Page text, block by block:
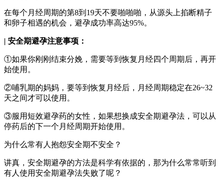
在每个月经周期的第8到19天不要啪啪啪，从源头上掐断精子
和卵子相遇的机会，避孕成功率高达95%。
| 安全期避孕注意事项：
①如果你刚刚结束分娩，需要等到恢复月经四个周期后，再开
始使用。
②哺乳期的妈妈，要等到恢复月经后，月经周期稳定在26~32
天之间才可以使用。
③服用短效避孕药的女性，如果想换成安全期避孕法，可以从
停药后的下一个月经周期开始使用。
为什么常有人抱怨安全期不安全？
讲真，安全期避孕的方法是科学有依据的，那为什么常常听到
有人使用安全期避孕法失败了呢？